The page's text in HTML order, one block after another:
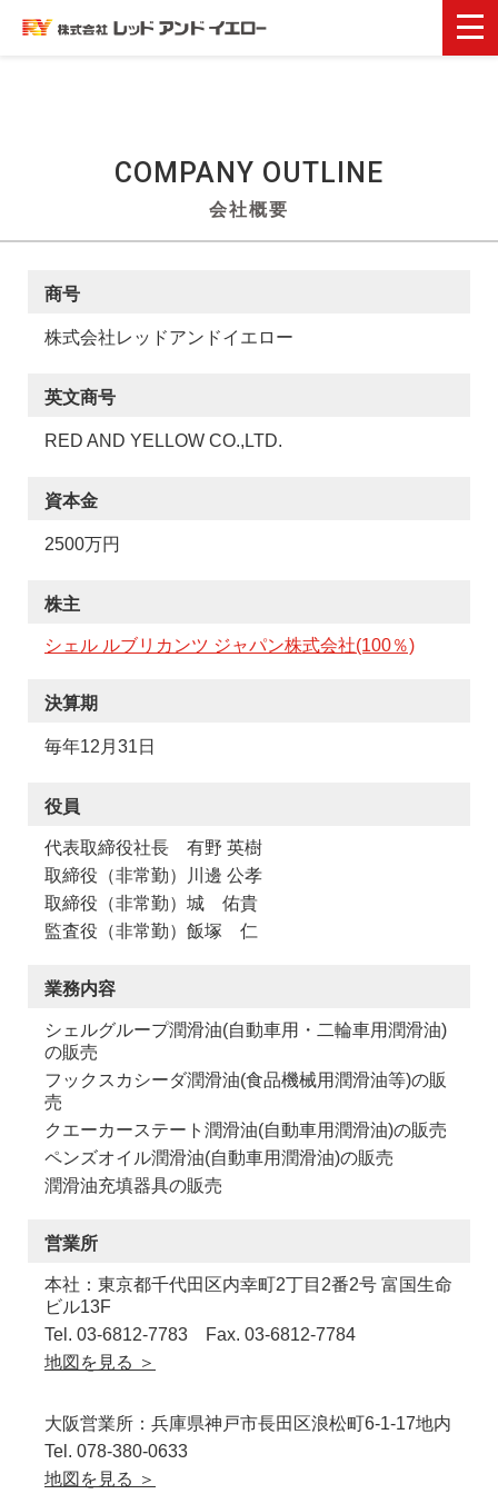
COMPANY OUTLINE
会社概要
商号
株式会社レッドアンドイエロー
英文商号
RED AND YELLOW CO.,LTD.
資本金
2500万円
株主
シェル ルブリカンツ ジャパン株式会社(100％)
決算期
毎年12月31日
役員
代表取締役社長 有野 英樹
取締役（非常勤）川邊 公孝
取締役（非常勤）城 佑貴
監査役（非常勤）飯塚 仁
業務内容
シェルグループ潤滑油(自動車用・二輪車用潤滑油)
の販売
フックスカシーダ潤滑油(食品機械用潤滑油等)の販
売
クエーカーステート潤滑油(自動車用潤滑油)の販売
ペンズオイル潤滑油(自動車用潤滑油)の販売
潤滑油充填器具の販売
営業所
本社：東京都千代田区内幸町2丁目2番2号 富国生命
ビル13F
Tel. 03-6812-7783
Fax. 03-6812-7784
地図を見る ＞
大阪営業所：兵庫県神戸市長田区浪松町6-1-17地内
Tel. 078-380-0633
地図を見る ＞